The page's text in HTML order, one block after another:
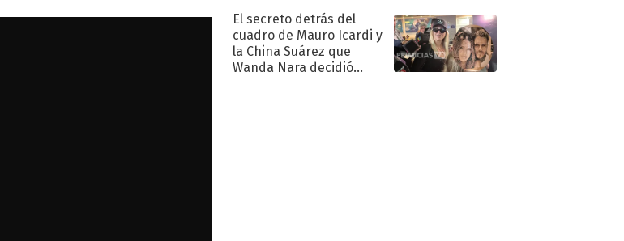
El secreto detrás del
cuadro de Mauro Icardi y
la China Suárez que
Wanda Nara decidió